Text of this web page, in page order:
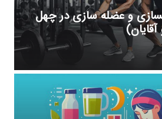
و عضله سازی در چهل